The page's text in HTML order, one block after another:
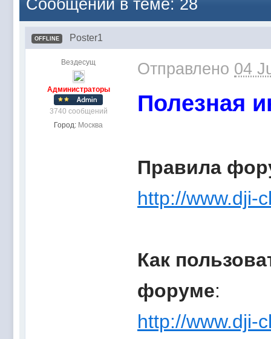
Сообщений в теме: 28
OFFLINE Poster1
Вездесущ
Администраторы
3740 сообщений
Город: Москва
Отправлено 04
Полезная
Правила
http://www.dji-
Как
форуме:
http://www.dji-